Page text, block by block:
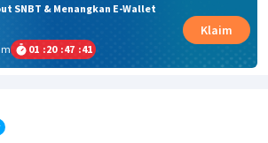
SNBT & Menangkan E-Wallet
01 :20 :47 :41
Klaim